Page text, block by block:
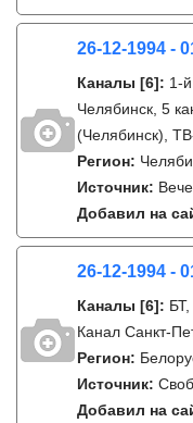
26-12-1994 -
Каналы [6]: 1-
Челябинск, 5
(Челябинск),
Регион:
Источник:
Добавил на
26-12-1994 -
Каналы [6]:
Канал Санкт-
Регион:
Источник:
Добавил на